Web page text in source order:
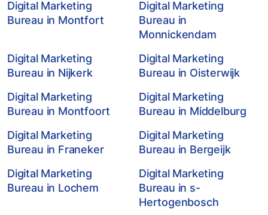
Digital Marketing
Bureau in Montfort
Digital Marketing
Bureau in
Monnickendam
Digital Marketing
Bureau in Nijkerk
Digital Marketing
Bureau in Oisterwijk
Digital Marketing
Bureau in Montfoort
Digital Marketing
Bureau in Middelburg
Digital Marketing
Bureau in Franeker
Digital Marketing
Bureau in Bergeijk
Digital Marketing
Bureau in Lochem
Digital Marketing
Bureau in s-
Hertogenbosch